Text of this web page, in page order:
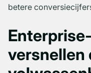
betere
versnellen